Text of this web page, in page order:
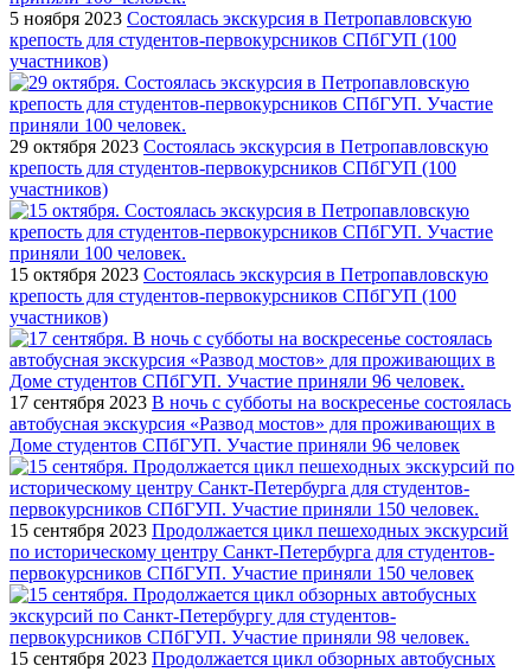
5 ноября 2023 Состоялась экскурсия в Петропавловскую
крепость для студентов-первокурсников СПбГУП (100
участников)
29 октября 2023 Состоялась экскурсия в Петропавловскую
крепость для студентов-первокурсников СПбГУП (100
участников)
15 октября 2023 Состоялась экскурсия в Петропавловскую
крепость для студентов-первокурсников СПбГУП (100
участников)
17 сентября 2023 В ночь с субботы на воскресенье состоялась
автобусная экскурсия «Развод мостов» для проживающих в
Доме студентов СПбГУП. Участие приняли 96 человек
15 сентября 2023 Продолжается цикл пешеходных экскурсий
по историческому центру Санкт-Петербурга для студентов-
первокурсников СПбГУП. Участие приняли 150 человек
15 сентября 2023 Продолжается цикл обзорных автобусных